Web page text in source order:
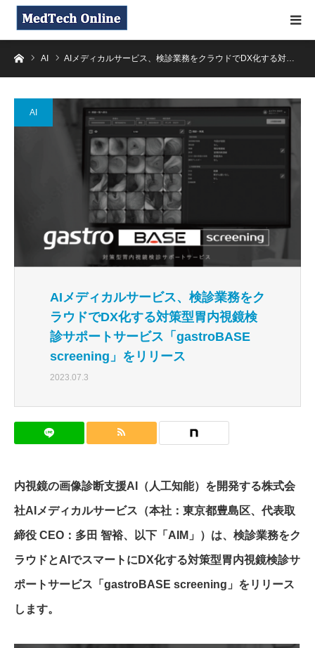
ホーム
AI AIメディカルサービス、検診業務をクラウドでDX化する対…
AI
AIメディカルサービス、検診業務をク
ラウドでDX化する対策型胃内視鏡検
診サポートサービス「gastroBASE
screening」をリリース
2023.07.3
内視鏡の画像診断支援AI（人工知能）を開発する株式会
社AIメディカルサービス（本社：東京都豊島区、代表取
締役 CEO：多田 智裕、以下「AIM」）は、検診業務をク
ラウドとAIでスマートにDX化する対策型胃内視鏡検診サ
ポートサービス「gastroBASE screening」をリリース
します。